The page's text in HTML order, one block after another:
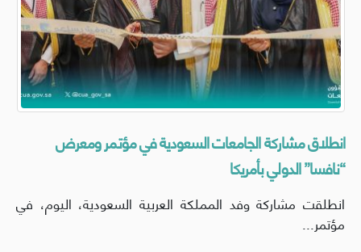
انطلاق مشاركة الجامعات السعودية في مؤتمر ومعرض
“نافسا” الدولي بأمريكا
انطلقت مشاركة وفد المملكة العربية السعودية، اليوم، في
مؤتمر...